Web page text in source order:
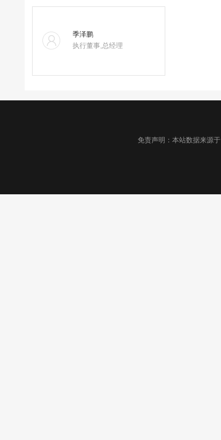
季泽鹏
执行董事,总经理
免责声明：本站数据来源